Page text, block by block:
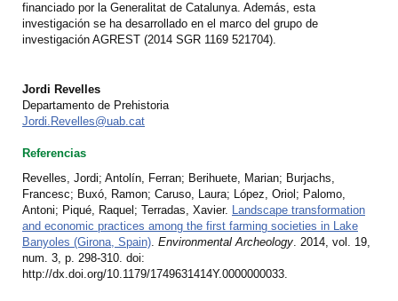
financiado por la Generalitat de Catalunya. Además, esta
investigación se ha desarrollado en el marco del grupo de
investigación AGREST (2014 SGR 1169 521704).
Jordi Revelles
Departamento de Prehistoria
Jordi.Revelles@uab.cat
Referencias
Revelles, Jordi; Antolín, Ferran; Berihuete, Marian; Burjachs,
Francesc; Buxó, Ramon; Caruso, Laura; López, Oriol; Palomo,
Antoni; Piqué, Raquel; Terradas, Xavier. Landscape transformation
and economic practices among the first farming societies in Lake
Banyoles (Girona, Spain). Environmental Archeology. 2014, vol. 19,
num. 3, p. 298-310. doi:
http://dx.doi.org/10.1179/1749631414Y.0000000033.